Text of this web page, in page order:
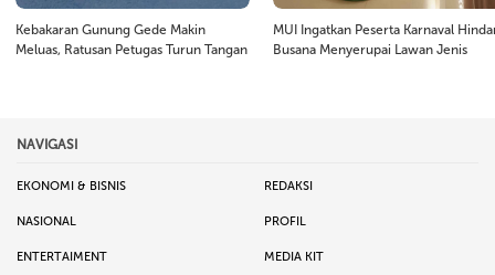
Kebakaran Gunung Gede Makin
Meluas, Ratusan Petugas Turun Tangan
MUI Ingatkan Peserta Karnaval
Busana Menyerupai Lawan Jenis
NAVIGASI
EKONOMI & BISNIS REDAKSI
NASIONAL PROFIL
ENTERTAIMENT MEDIA KIT